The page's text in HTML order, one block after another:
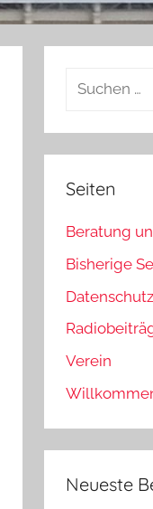
Suchen
Seiten
Beratung
Bisherige
Verein
Neueste